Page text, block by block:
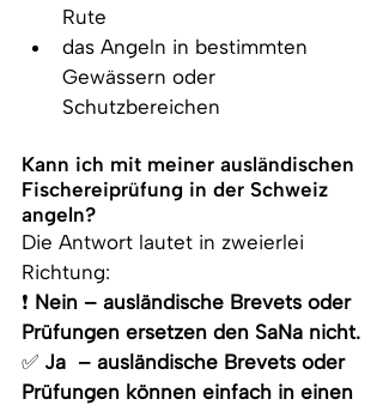
Rute
das Angeln in bestimmten
Gewässern oder
Schutzbereichen
Kann ich mit meiner ausländischen
Fischereiprüfung in der Schweiz
angeln?
Die Antwort lautet in zweierlei
Richtung:
❗ Nein – ausländische Brevets oder
Prüfungen ersetzen den SaNa nicht.
✅ Ja  – ausländische Brevets oder
Prüfungen können einfach in einen